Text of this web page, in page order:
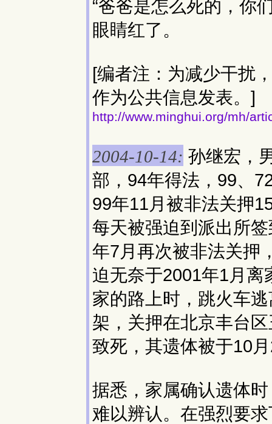
“爸爸是怎么死的，你
眼睛红了。
[编者注：为减少干扰
作为公共信息发表。]
http://www.minghui.org/mh/
2004-10-14: 孙继宏，
部，94年得法，99、
99年11月被非法关押
每天被强迫到派出所
年7月再次被非法关押
迫无奈于2001年1月
家的路上时，跳火车
架，关押在北京丰台
致死，其遗体被于10
据悉，家属确认遗体
难以辨认。在强烈要